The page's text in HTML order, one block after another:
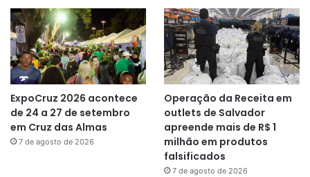
ExpoCruz 2026 acontece
de 24 a 27 de setembro
em Cruz das Almas
7 de agosto de 2026
Operação da Receita em
outlets de Salvador
apreende mais de R$ 1
milhão em produtos
falsificados
7 de agosto de 2026